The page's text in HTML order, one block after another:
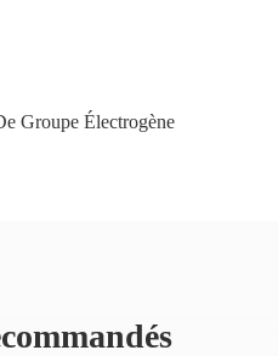
Groupe Électrogène